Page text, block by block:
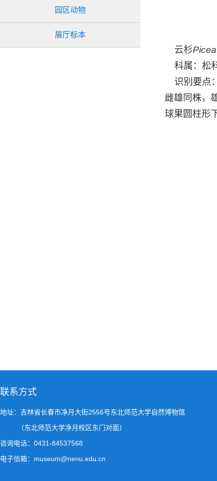
园区动物
展厅标本
云杉Picea
科属：松
识别要点
雌雄同株，
球果圆柱形
联系方式
地址：吉林省长春市净月大街2556号东北师范大学自然博物馆
（东北师范大学净月校区东门对面）
咨询电话：0431-84537568
电子信箱：museum@nenu.edu.cn